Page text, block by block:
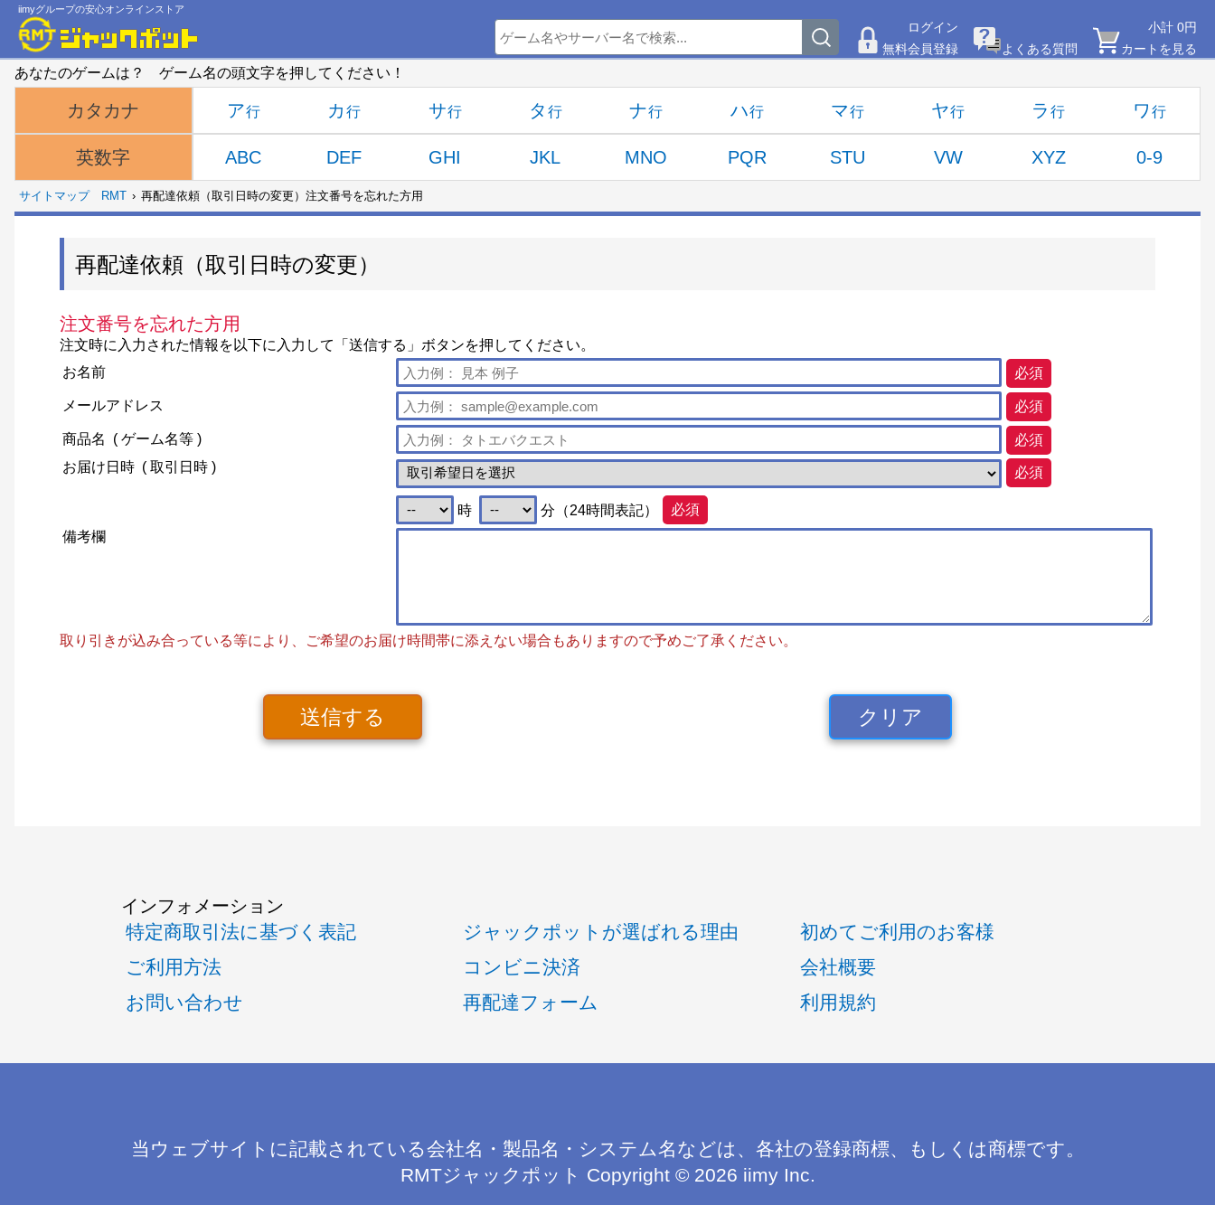
iimyグループの安心オンラインストア
ログイン
無料会員登録
よくある質問
小計 0円
カートを見る
あなたのゲームは？ ゲーム名の頭文字を押してください！
カタカナ
英数字
ア カ サ タ ナ ハ マ ヤ ラ ワ
ABC DEF GHI JKL MNO PQR STU VW XYZ 0-9
サイトマップ RMT 再配達依頼（取引日時の変更）注文番号を忘れた方用
再配達依頼（取引日時の変更）
注文番号を忘れた方用
注文時に入力された情報を以下に入力して「送信する」ボタンを押してください。
お名前
必須
メールアドレス 必須
商品名 ( ゲーム名等 )
必須
お届け日時 ( 取引日時 ) 必須
時 分（24時間表記）
必須
備考欄
取り引きが込み合っている等により、ご希望のお届け時間帯に添えない場合もありますので予めご了承ください。
送信する クリア
インフォメーション
特定商取引法に基づく表記 ジャックポットが選ばれる理由
初めてご利用のお客様
ご利用方法
コンビニ決済
会社概要
お問い合わせ
再配達フォーム 利用規約
当ウェブサイトに記載されている会社名・製品名・システム名などは、各社の登録商標、もしくは商標です。
RMTジャックポット Copyright © 2026 iimy Inc.